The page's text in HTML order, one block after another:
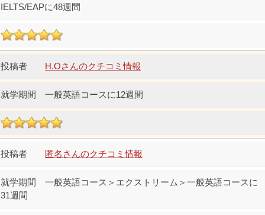
IELTS/EAPに48週間
H.Oさんのクチコミ情報
一般英語コースに12週間
匿名さんのクチコミ情報
一般英語コース＞エクストリーム＞一般英語コースに
31週間